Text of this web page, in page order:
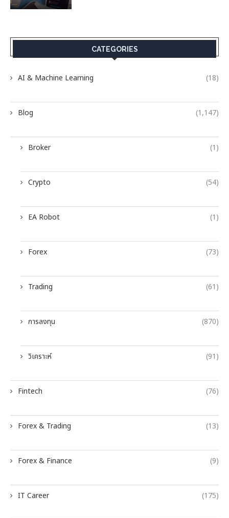
CATEGORIES
AI & Machine Learning (18)
Blog (1,147)
Broker (1)
Crypto (54)
EA Robot (1)
Forex (73)
Trading (61)
การลงทุน (870)
วิเคราะห์ (91)
Fintech (76)
Forex & Trading (13)
Forex & Finance (9)
IT Career (175)